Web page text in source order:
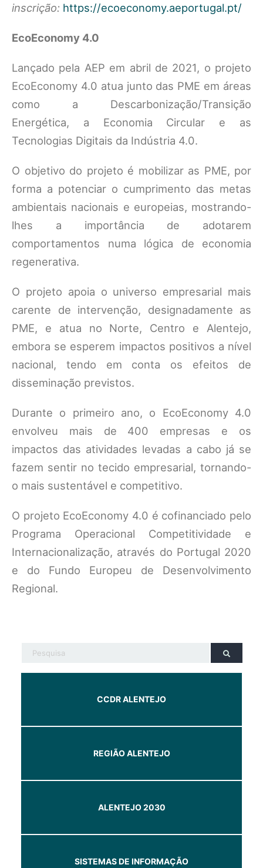
inscrição: https://ecoeconomy.aeportugal.pt/
EcoEconomy 4.0
Lançado pela AEP em abril de 2021, o projeto
EcoEconomy 4.0 atua junto das PME em áreas
como a Descarbonização/Transição
Energética, a Economia Circular e as
Tecnologias Digitais da Indústria 4.0.
O objetivo do projeto é mobilizar as PME, por
forma a potenciar o cumprimento das metas
ambientais nacionais e europeias, mostrando-
lhes a importância de adotarem
comportamentos numa lógica de economia
regenerativa.
O projeto apoia o universo empresarial mais
carente de intervenção, designadamente as
PME, e atua no Norte, Centro e Alentejo,
embora se esperem impactos positivos a nível
nacional, tendo em conta os efeitos de
disseminação previstos.
Durante o primeiro ano, o EcoEconomy 4.0
envolveu mais de 400 empresas e os
impactos das atividades levadas a cabo já se
fazem sentir no tecido empresarial, tornando-
o mais sustentável e competitivo.
O projeto EcoEconomy 4.0 é cofinanciado pelo
Programa Operacional Competitividade e
Internacionalização, através do Portugal 2020
e do Fundo Europeu de Desenvolvimento
Regional.
CCDR ALENTEJO
REGIÃO ALENTEJO
ALENTEJO 2030
SISTEMAS DE INFORMAÇÃO